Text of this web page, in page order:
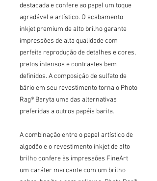
destacada e confere ao papel um toque
agradável e artístico. O acabamento
inkjet premium de alto brilho garante
impressões de alta qualidade com
perfeita reprodução de detalhes e cores,
pretos intensos e contrastes bem
definidos. A composição de sulfato de
bário em seu revestimento torna o Photo
Rag® Baryta uma das alternativas
preferidas a outros papéis barita.
A combinação entre o papel artístico de
algodão e o revestimento inkjet de alto
brilho confere às impressões FineArt
um caráter marcante com um brilho